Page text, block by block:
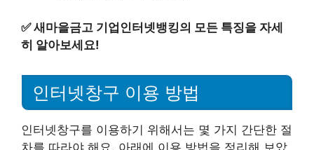
✅새마을금고 기업인터넷뱅킹의 모든 특징을 자세
히 알아보세요!
인터넷창구 이용 방법
인터넷창구를 이용하기 위해서는 몇 가지 간단한 절
차를 따라야 해요. 아래에 이용 방법을 정리해 보았